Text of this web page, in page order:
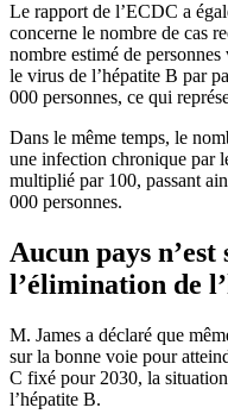
Le rapport de l’ECDC a
concerne le nombre de cas
nombre estimé de
le virus de l’hépatite B par
000 personnes, ce qui
Dans le même temps, le
une infection chronique par
multiplié par 100, passant
000 personnes.
Aucun pays
l’élimination de
M. James a déclaré que
sur la bonne voie pour
C fixé pour 2030, la
l’hépatite B.